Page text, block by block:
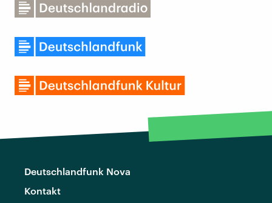
Deutschlandfunk Nova
Kontakt